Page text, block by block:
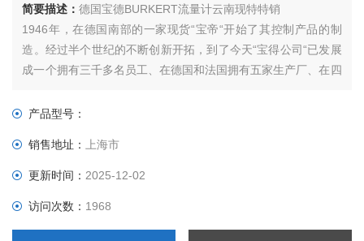
简要描述：德国宝德BURKERT流量计云南现特特销
1946年，在德国南部的一家现货“宝帝“开始了其控制产品的制
造。经过半个世纪的不断创新开拓，到了今天“宝得公司“已发展
成一个拥有三千多名员工、在德国和法国拥有五家生产厂、在四
的发展过程中，非常重视技术创新和新品开发。通过针对性的产
产品型号：
销售地址：上海市
更新时间：2025-12-02
访问次数： 1968